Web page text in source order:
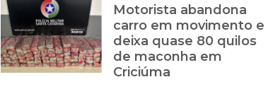
Motorista abandona
carro em movimento e
deixa quase 80 quilos
de maconha em
Criciúma